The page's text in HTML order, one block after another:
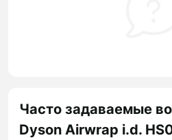
Часто задаваемые
Dyson Airwrap i.d.